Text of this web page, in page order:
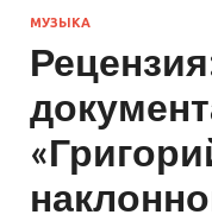
МУЗЫКА